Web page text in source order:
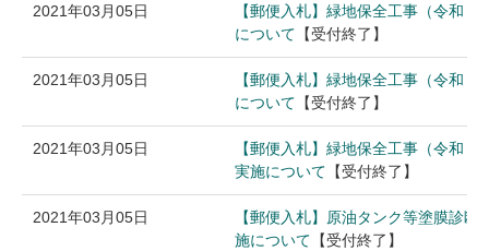
2021年03月05日
【郵便入札】緑地保全工事（令和
について 【受付終了】
2021年03月05日
【郵便入札】緑地保全工事（令和
について 【受付終了】
2021年03月05日
【郵便入札】緑地保全工事（令和
実施について 【受付終了】
2021年03月05日
【郵便入札】原油タンク等塗膜診
施について 【受付終了】